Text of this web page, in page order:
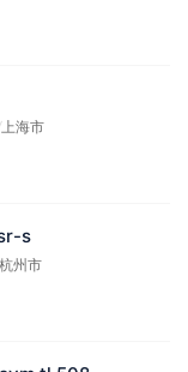
上海市
s
杭州市